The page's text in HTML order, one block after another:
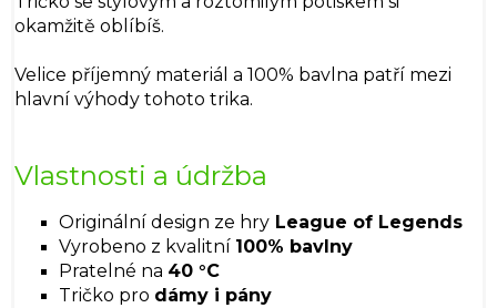
okamžitě oblíbíš.
Velice příjemný materiál a 100% bavlna patří mezi
hlavní výhody tohoto trika.
Vlastnosti a údržba
Originální design ze hry League of Legends
Vyrobeno z kvalitní 100% bavlny
Pratelné na 40 °C
Tričko pro dámy i pány